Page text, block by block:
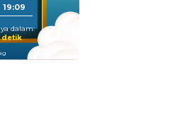
19:09
dalam:
detik